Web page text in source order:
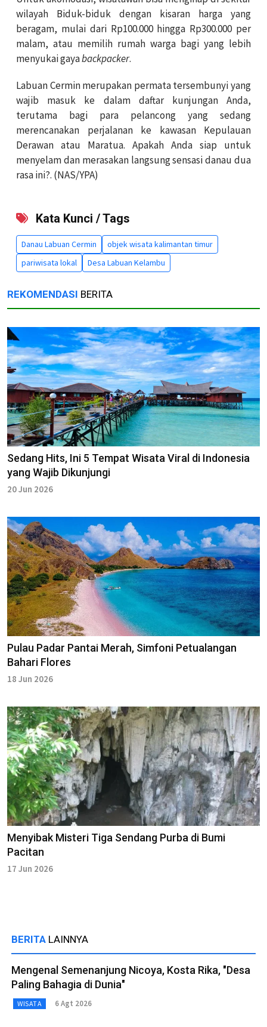
wilayah Biduk-biduk dengan kisaran harga yang
beragam, mulai dari Rp100.000 hingga Rp300.000 per
malam, atau memilih rumah warga bagi yang lebih
menyukai gayabackpacker.
Labuan Cermin merupakan permata tersembunyi yang
wajib masuk ke dalam daftar kunjungan Anda,
terutama bagi para pelancong yang sedang
merencanakan perjalanan ke kawasan Kepulauan
Derawan atau Maratua. Apakah Anda siap untuk
menyelam dan merasakan langsung sensasi danau dua
rasa ini?. (NAS/YPA)
Kata Kunci / Tags
Danau Labuan Cermin
objek wisata kalimantan timur
pariwisata lokal
Desa Labuan Kelambu
REKOMENDASI BERITA
Sedang Hits, Ini 5 Tempat Wisata Viral di Indonesia
yang Wajib Dikunjungi
20 Jun 2026
Pulau Padar Pantai Merah, Simfoni Petualangan
Bahari Flores
18 Jun 2026
Menyibak Misteri Tiga Sendang Purba di Bumi
Pacitan
17 Jun 2026
BERITA LAINNYA
Mengenal Semenanjung Nicoya, Kosta Rika, "Desa
Paling Bahagia di Dunia"
WISATA 6 Agt 2026